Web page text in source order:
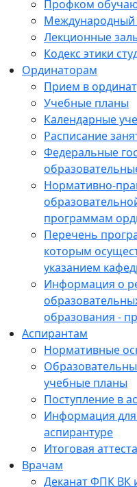
Профком
Международный
Лекционные
Кодекс этики
Ординаторам
Прием в
Учебные планы
Календарные
Расписание
Федеральные
Нормативно-
программам
Перечень
которым
указанием
Информация о
образования -
Аспирантам
Нормативные
учебные планы
Поступление в
Информация
аспирантуре
Итоговая
Врачам
Деканат ФПК ВК